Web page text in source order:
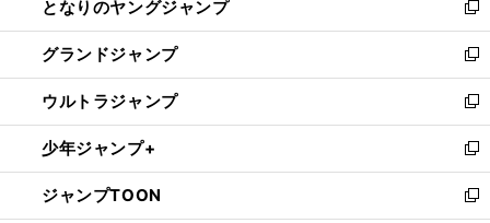
く
ド
ウ
で
開
く
ィ
ン
ド
ウ
で
開
く
い
ウ
ィ
ン
ド
ウ
で
開
く
となりのヤングジャンプ
新
し
い
ウ
ィ
ン
ド
ウ
で
開
グランドジャンプ
新
し
い
ウ
ィ
ン
ド
ウルトラジャンプ
新
し
い
ウ
ィ
少年ジャンプ+
新
し
い
ジャンプTOON
新